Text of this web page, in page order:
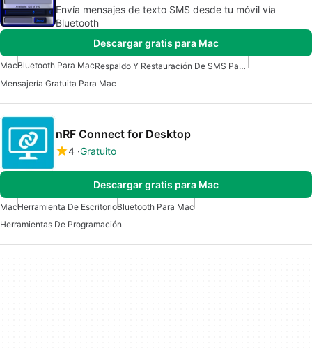
Envía mensajes de texto SMS desde tu móvil vía
Bluetooth
Descargar gratis para Mac
MacBluetooth Para Mac
Respaldo Y Restauración De SMS Para Mac
Mensajería Gratuita Para Mac
nRF Connect for Desktop
4 Gratuito
Descargar gratis para Mac
MacHerramienta De EscritorioBluetooth Para Mac
Herramientas De Programación